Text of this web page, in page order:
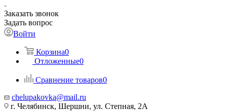
Заказать звонок
Задать вопрос
Войти
Корзина0
Отложенные0
Сравнение товаров0
chelupakovka@mail.ru
г. Челябинск, Шершни, ул. Степная, 2А